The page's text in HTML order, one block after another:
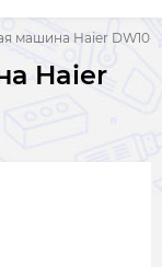
машина Haier DW10-
Haier